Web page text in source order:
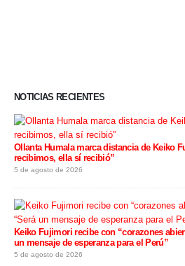
NOTICIAS RECIENTES
Ollanta Humala marca distancia de Keiko
recibimos, ella sí recibió”
5 de agosto de 2026
Keiko Fujimori recibe con “corazones
un mensaje de esperanza para el Perú”
5 de agosto de 2026